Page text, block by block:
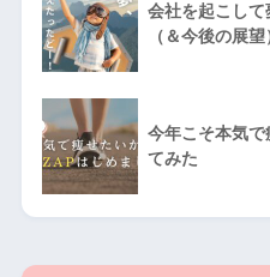
会社を起こし
（＆今後の展望
今年こそ本気
てみた